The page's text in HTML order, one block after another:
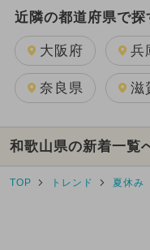
近隣の都道府県で探
大阪府 兵
奈良県 滋
和歌山県の新着一覧
TOP トレンド 夏休み